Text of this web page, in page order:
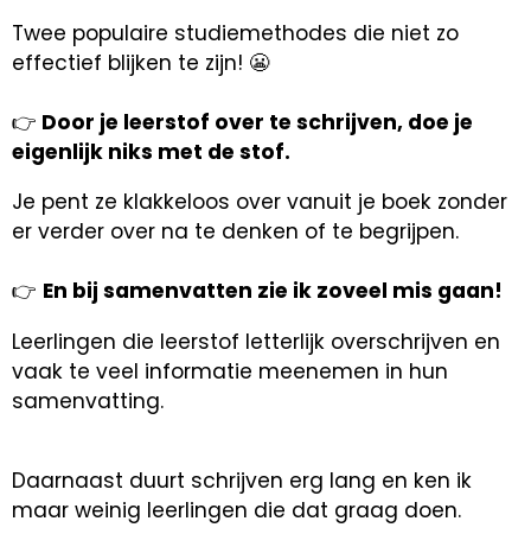
Twee populaire studiemethodes die niet zo
effectief blijken te zijn! 😬
👉 Door je leerstof over te schrijven, doe je
eigenlijk niks met de stof.
Je pent ze klakkeloos over vanuit je boek zonder
er verder over na te denken of te begrijpen.
👉 En bij samenvatten zie ik zoveel mis gaan!
Leerlingen die leerstof letterlijk overschrijven en
vaak te veel informatie meenemen in hun
samenvatting.
Daarnaast duurt schrijven erg lang en ken ik
maar weinig leerlingen die dat graag doen.